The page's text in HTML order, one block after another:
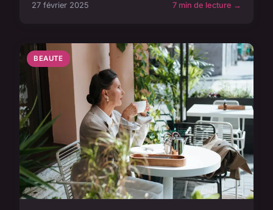
27 février 2025 7 min de lecture →
BEAUTE